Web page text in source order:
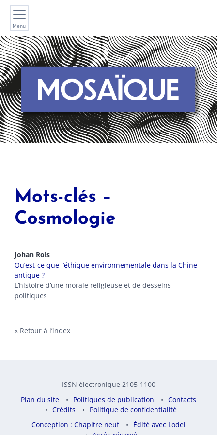
Menu
Mots-clés –
Cosmologie
Johan Rols
Qu’est-ce que l’éthique environnementale dans la Chine
antique ?
L’histoire d’une morale religieuse et de desseins
politiques
Retour à l’index
ISSN électronique 2105-1100
Plan du site
Politiques de publication
Contacts
Crédits
Politique de confidentialité
Conception : Chapitre neuf
Édité avec Lodel